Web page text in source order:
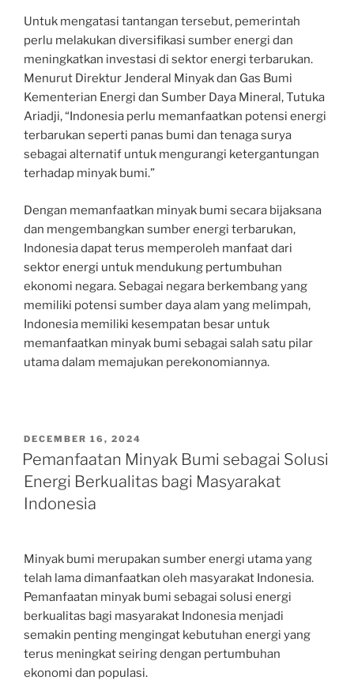
Untuk mengatasi tantangan tersebut, pemerintah
perlu melakukan diversifikasi sumber energi dan
meningkatkan investasi di sektor energi terbarukan.
Menurut Direktur Jenderal Minyak dan Gas Bumi
Kementerian Energi dan Sumber Daya Mineral, Tutuka
Ariadji, “Indonesia perlu memanfaatkan potensi energi
terbarukan seperti panas bumi dan tenaga surya
sebagai alternatif untuk mengurangi ketergantungan
terhadap minyak bumi.”
Dengan memanfaatkan minyak bumi secara bijaksana
dan mengembangkan sumber energi terbarukan,
Indonesia dapat terus memperoleh manfaat dari
sektor energi untuk mendukung pertumbuhan
ekonomi negara. Sebagai negara berkembang yang
memiliki potensi sumber daya alam yang melimpah,
Indonesia memiliki kesempatan besar untuk
memanfaatkan minyak bumi sebagai salah satu pilar
utama dalam memajukan perekonomiannya.
POSTED
ON
DECEMBER 16, 2024
Pemanfaatan Minyak Bumi sebagai Solusi
Energi Berkualitas bagi Masyarakat
Indonesia
Minyak bumi merupakan sumber energi utama yang
telah lama dimanfaatkan oleh masyarakat Indonesia.
Pemanfaatan minyak bumi sebagai solusi energi
berkualitas bagi masyarakat Indonesia menjadi
semakin penting mengingat kebutuhan energi yang
terus meningkat seiring dengan pertumbuhan
ekonomi dan populasi.